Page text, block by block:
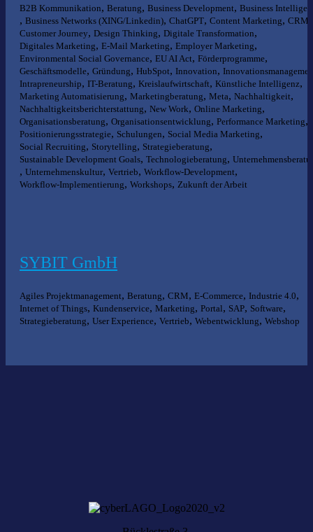
B2B Kommunikation, Beratung, Business Development, Business
, Business Networks (XING/Linkedin), ChatGPT, Content Marketing, CRM
Customer Journey, Design Thinking, Digitale Transformation,
Digitales Marketing, E-Mail Marketing, Employer Marketing,
Environmental Social Governance, EU AI Act, Förderprogramme,
Geschäftsmodelle, Gründung, HubSpot, Innovation,
Intrapreneurship, IT-Beratung, Kreislaufwirtschaft, Künstliche Intelligenz,
Marketing Automatisierung, Marketingberatung, Meta, Nachhaltigkeit,
Nachhaltigkeitsberichterstattung, New Work, Online Marketing,
Organisationsberatung, Organisationsentwicklung, Performance Marketing,
Positionierungsstrategie, Schulungen, Social Media Marketing,
Social Recruiting, Storytelling, Strategieberatung,
Sustainable Development Goals, Technologieberatung,
, Unternehmenskultur, Vertrieb, Workflow-Development,
Workflow-Implementierung, Workshops, Zukunft der Arbeit
SYBIT GmbH
Agiles Projektmanagement, Beratung, CRM, E-Commerce, Industrie 4.0,
Internet of Things, Kundenservice, Marketing, Portal, SAP, Software,
Strategieberatung, User Experience, Vertrieb, Webentwicklung, Webshop